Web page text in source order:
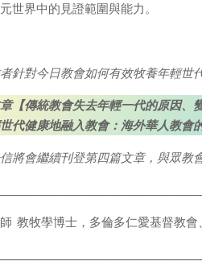
世界中的見證範圍與能力。
針對今日教會如何有效牧養年輕世
【傳統教會失去年輕一代的原因
代健康地融入教會：海外華人教會
將會繼續刊登第四篇文章，與眾教
教牧學博士，多倫多仁愛基督教會